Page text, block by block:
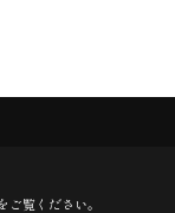
ご覧ください。